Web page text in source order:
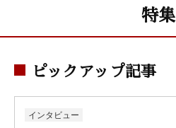
特集
ピックアップ記事
インタビュー